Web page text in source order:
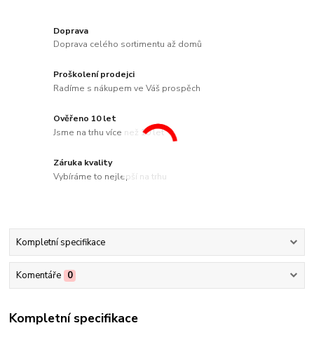
Doprava
Doprava celého sortimentu až domů
Proškolení prodejci
Radíme s nákupem ve Váš prospěch
Ověřeno 10 let
Jsme na trhu více než 10 let
Záruka kvality
Vybíráme to nejlepší na trhu
Kompletní specifikace
Komentáře 0
Kompletní specifikace